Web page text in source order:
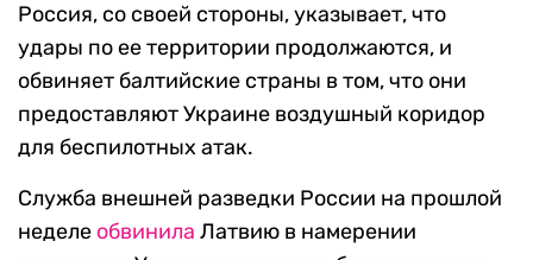
Россия, со своей стороны, указывает, что
удары по ее территории продолжаются, и
обвиняет балтийские страны в том, что они
предоставляют Украине воздушный коридор
для беспилотных атак.
Служба внешней разведки России на прошлой
неделе обвинила Латвию в намерении